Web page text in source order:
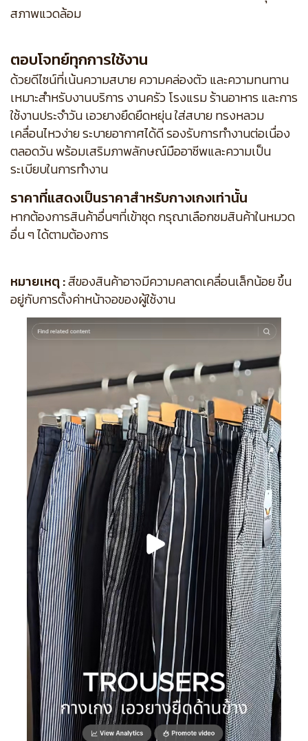
สภาพแวดล้อม
ตอบโจทย์ทุกการใช้งาน
ด้วยดีไซน์ที่เน้นความสบาย ความคล่องตัว และความทนทาน
เหมาะสำหรับงานบริการ งานครัว โรงแรม ร้านอาหาร และการ
ใช้งานประจำวัน เอวยางยืดยืดหยุ่น ใส่สบาย ทรงหลวม
เคลื่อนไหวง่าย ระบายอากาศได้ดี รองรับการทำงานต่อเนื่อง
ตลอดวัน พร้อมเสริมภาพลักษณ์มืออาชีพและความเป็น
ระเบียบในการทำงาน
ราคาที่แสดงเป็นราคาสำหรับกางเกงเท่านั้น
หากต้องการสินค้าอื่นๆที่เข้าชุด กรุณาเลือกชมสินค้าในหมวด
อื่น ๆ ได้ตามต้องการ
หมายเหตุ :สีของสินค้าอาจมีความคลาดเคลื่อนเล็กน้อย ขึ้น
อยู่กับการตั้งค่าหน้าจอของผู้ใช้งาน